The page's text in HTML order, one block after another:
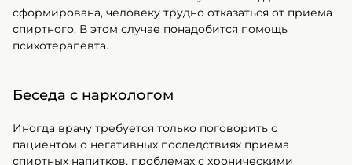
сформирована, человеку трудно отказаться от приема
спиртного. В этом случае понадобится помощь
психотерапевта.
Беседа с наркологом
Иногда врачу требуется только поговорить с
пациентом о негативных последствиях приема
спиртных напитков, проблемах с хроническими